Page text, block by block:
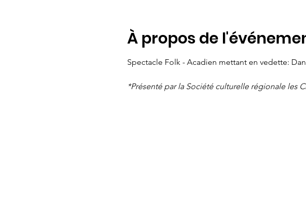
À propos de
Spectacle Folk - Acadien mettant en vedette:
*Présenté par la Société culturelle régionale les